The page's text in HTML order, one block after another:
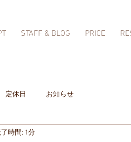
STAFF & BLOG PRICE
定休日 お知らせ
時間: 1分